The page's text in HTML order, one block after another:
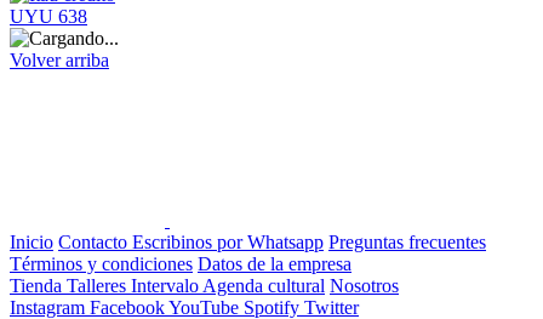
UYU 638
Volver arriba
Inicio Contacto Escribinos por Whatsapp Preguntas frecuentes
Términos y condiciones Datos de la empresa
Tienda Talleres Intervalo Agenda cultural Nosotros
Instagram FacebookYouTube Spotify Twitter